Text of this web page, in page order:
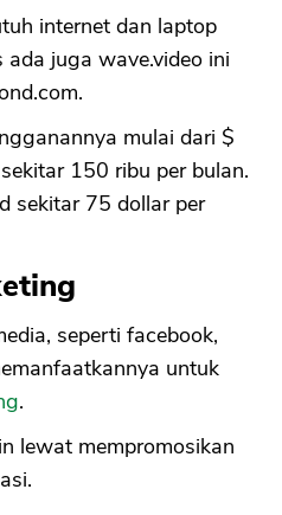
internet dan laptop
juga wave.video ini
mulai dari $
150 ribu per bulan.
sekitar 75 dollar per
seperti facebook,
untuk
.
lewat mempromosikan